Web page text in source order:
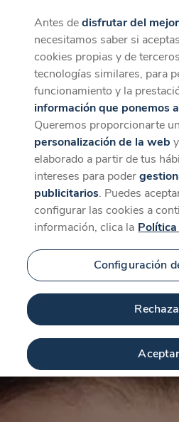
La mejor experiencia
Antes dedisfrutar del
necesitamos saber si
cookies propias y de
tecnologías similares, para
funcionamiento y la
información que ponemos
Queremos proporcionarte
personalización de la web
elaborado a partir de tus
intereses para poder
publicitarios. Puedes
configurar las cookies a
información, clica la
Configuración
Aceptar